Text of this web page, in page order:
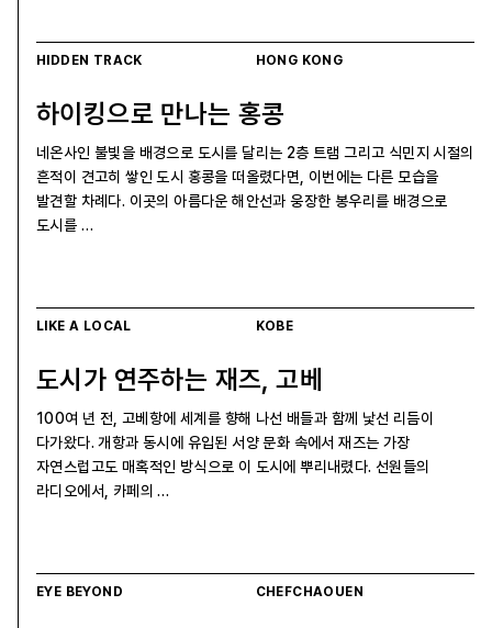
HIDDEN TRACK HONG KONG
하이킹으로 만나는 홍콩
네온사인 불빛을 배경으로 도시를 달리는 2층 트램 그리고 식민지 시절의
흔적이 견고히 쌓인 도시 홍콩을 떠올렸다면, 이번에는 다른 모습을
발견할 차례다. 이곳의 아름다운 해안선과 웅장한 봉우리를 배경으로
도시를 …
LIKE A LOCAL KOBE
도시가 연주하는 재즈, 고베
100여 년 전, 고베항에 세계를 향해 나선 배들과 함께 낯선 리듬이
다가왔다. 개항과 동시에 유입된 서양 문화 속에서 재즈는 가장
자연스럽고도 매혹적인 방식으로 이 도시에 뿌리내렸다. 선원들의
라디오에서, 카페의 …
EYE BEYOND CHEFCHAOUEN